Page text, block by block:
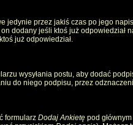
jedynie przez jakiś czas po jego
dodany jeśli ktoś już odpowiedział
już odpowiedział.
wysyłania postu, aby dodać
do niego podpisu, przez
formularz Dodaj Ankietę pod